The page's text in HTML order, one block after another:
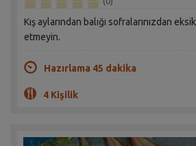
Kış aylarından balığı sofralarınızdan eksik
etmeyin.
Hazırlama 45 dakika
4 Kişilik